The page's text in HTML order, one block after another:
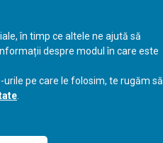
în timp ce altele ne ajută să
despre modul în care este
pe care le folosim, te rugăm să
ANPC
ANPC - SAL
Cum comand - Livrare